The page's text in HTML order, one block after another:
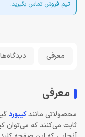
تیم فروش تماس بگیرید.
معرفی دیدگاه‌ها
معرفی
محصولاتی مانندکیبورد
ثابت می‌کنند که می‌توان